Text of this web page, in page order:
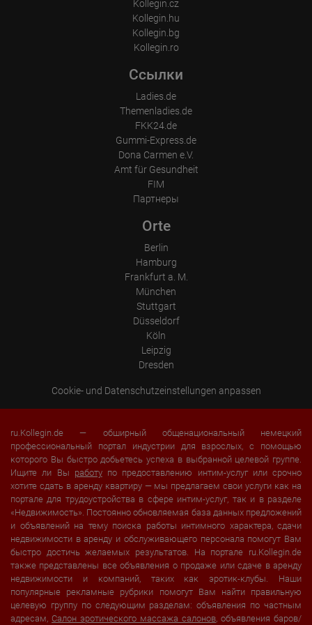
Kollegin.cz
Kollegin.hu
Kollegin.bg
Kollegin.ro
Ссылки
Ladies.de
Themenladies.de
FKK24.de
Gummi-Express.de
Dona Carmen e.V.
Amt für Gesundheit
FIM
Партнеры
Orte
Berlin
Hamburg
Frankfurt a. M.
München
Stuttgart
Düsseldorf
Köln
Leipzig
Dresden
Cookie- und Datenschutzeinstellungen anpassen
ru.Kollegin.de — обширный общенациональный немецкий
профессиональный портал индустрии для взрослых, с помощью
которого Вы быстро добьетесь успеха в выбранной целевой группе.
Ищите ли Вы работупо предоставлению интим-услуг или срочно
хотите сдать в аренду квартиру — мы предлагаем свои услуги как на
портале для трудоустройства в сфере интим-услуг, так и в разделе
«Недвижимость». Постоянно обновляемая база данных предложений
и объявлений на тему поиска работы интимного характера, сдачи
недвижимости в аренду и обслуживающего персонала помогут Вам
быстро достичь желаемых результатов. На портале ru.Kollegin.de
также представлены все объявления о продаже или сдаче в аренду
недвижимости и компаний, таких как эротик-клубы. Наши
популярные рекламные рубрики помогут Вам найти правильную
целевую группу по следующим разделам: объявления по частным
адресам, Салон эротического массажа салонов, объявления баров/